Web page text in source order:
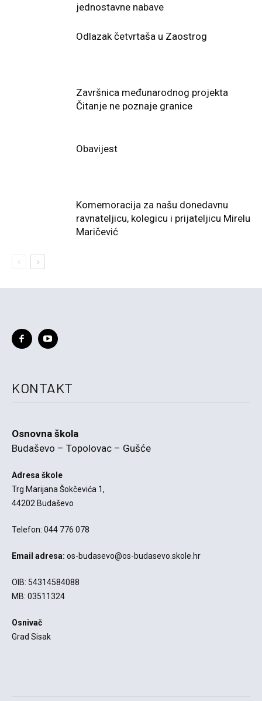
jednostavne nabave
Odlazak četvrtaša u Zaostrog
Završnica međunarodnog projekta
Čitanje ne poznaje granice
Obavijest
Komemoracija za našu donedavnu
ravnateljicu, kolegicu i prijateljicu Mirelu
Maričević
KONTAKT
Osnovna škola
Budaševo – Topolovac – Gušće
Adresa škole
Trg Marijana Šokčevića 1,
44202 Budaševo
Telefon: 044 776 078
Email adresa: os-budasevo@os-budasevo.skole.hr
OIB: 54314584088
MB: 03511324
Osnivač
Grad Sisak